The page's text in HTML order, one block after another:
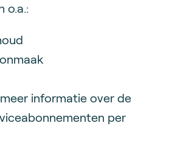
o.a.:
informatie over de
per